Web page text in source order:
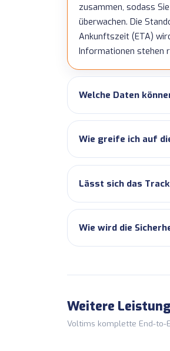
zusammen, sodass
überwachen. Die
Ankunftszeit (ETA)
Informationen stehen
Welche Daten
Wie greife ich auf
Lässt sich das
Wie wird die
Weitere
Voltims komplette End-to-